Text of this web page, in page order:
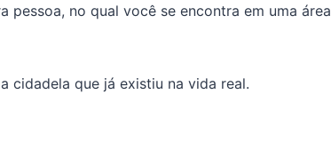
pessoa, no qual você se encontra em uma área
cidadela que já existiu na vida real.